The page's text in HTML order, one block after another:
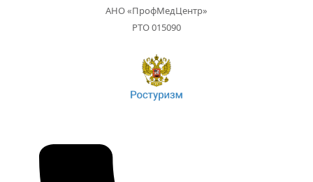
АНО «ПрофМедЦентр»
РТО 015090